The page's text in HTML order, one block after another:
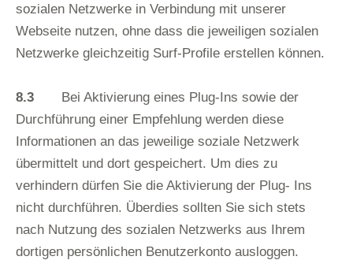
sozialen Netzwerke in Verbindung mit unserer
Webseite nutzen, ohne dass die jeweiligen sozialen
Netzwerke gleichzeitig Surf-Profile erstellen können.
8.3 Bei Aktivierung eines Plug-Ins sowie der
Durchführung einer Empfehlung werden diese
Informationen an das jeweilige soziale Netzwerk
übermittelt und dort gespeichert. Um dies zu
verhindern dürfen Sie die Aktivierung der Plug- Ins
nicht durchführen. Überdies sollten Sie sich stets
nach Nutzung des sozialen Netzwerks aus Ihrem
dortigen persönlichen Benutzerkonto ausloggen.